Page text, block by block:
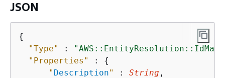
JSON
{
"Type"
:
"Properties"
: {
" Description" : String ,